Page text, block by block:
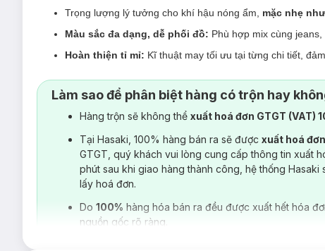
Trọng lượng lý tưởng cho khí hậu nóng ẩm, mặc nhẹ
Màu sắc đa dạng, dễ phối đồ: Phù hợp mix cùng
Hoàn thiện tỉ mỉ: Kĩ thuật may tối ưu tại từng chi tiết,
Làm sao để phân biệt hàng có trộn hay
Hàng trộn sẽ không thể xuất hoá đơn GTGT (VAT)
Tại Hasaki, 100% hàng bán ra sẽ được xuất hoá
GTGT, quý khách vui lòng cung cấp thông tin xuất
phút sau khi giao hàng thành công, hệ thống
lấy hoá đơn.
Do 100% hàng hóa bán ra đều được xuất hết hóa
nguồn gốc rõ ràng.